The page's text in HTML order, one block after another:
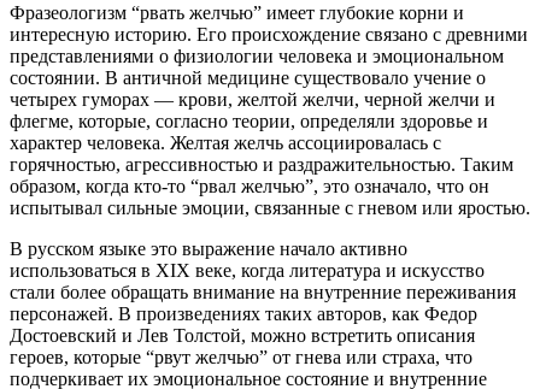
Фразеологизм “рвать желчью” имеет глубокие корни и
интересную историю. Его происхождение связано с древними
представлениями о физиологии человека и эмоциональном
состоянии. В античной медицине существовало учение о
четырех гуморах — крови, желтой желчи, черной желчи и
флегме, которые, согласно теории, определяли здоровье и
характер человека. Желтая желчь ассоциировалась с
горячностью, агрессивностью и раздражительностью. Таким
образом, когда кто-то “рвал желчью”, это означало, что он
испытывал сильные эмоции, связанные с гневом или яростью.
В русском языке это выражение начало активно
использоваться в XIX веке, когда литература и искусство
стали более обращать внимание на внутренние переживания
персонажей. В произведениях таких авторов, как Федор
Достоевский и Лев Толстой, можно встретить описания
героев, которые “рвут желчью” от гнева или страха, что
подчеркивает их эмоциональное состояние и внутренние